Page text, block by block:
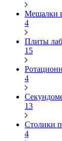
Мешалки
4
Плиты
15
4
13
Столики
4